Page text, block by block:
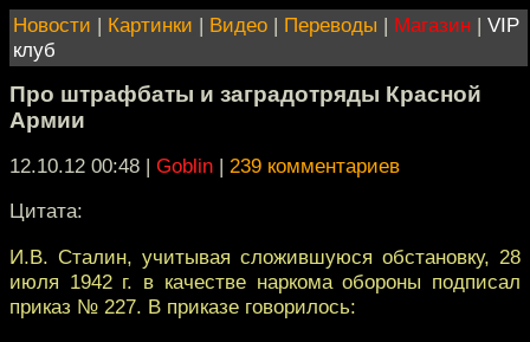
Новости | Картинки | Видео | Переводы | Магазин | VIP
клуб
Про штрафбаты и заградотряды Красной
Армии
12.10.12 00:48 | Goblin | 239 комментариев
Цитата:
И.В. Сталин, учитывая сложившуюся обстановку, 28
июля 1942 г. в качестве наркома обороны подписал
приказ № 227. В приказе говорилось: